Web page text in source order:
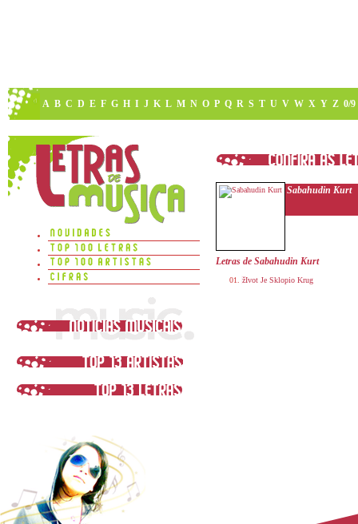
A B C D E F G H I J K L M N O P Q R S T U V W X Y Z 0/9
Sabahudin Kurt
Letras de Sabahudin Kurt
žIvot Je Sklopio Krug